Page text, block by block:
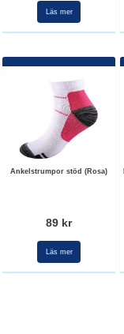
Läs mer
Ankelstrumpor stöd (Rosa)
89 kr
Läs mer